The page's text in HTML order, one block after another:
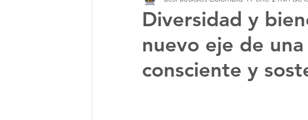
Diversidad y
nuevo eje de
consciente y